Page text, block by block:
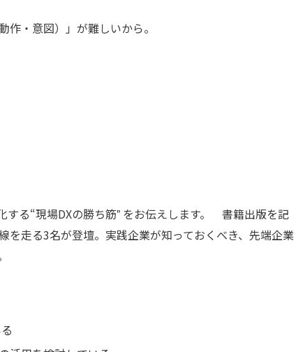
‧意図）」が難しいから。
する“現場DXの勝ち筋ˮ をお伝えします。 書籍出版を記
を⾛る3名が登壇。実践企業が知っておくべき、先端企業